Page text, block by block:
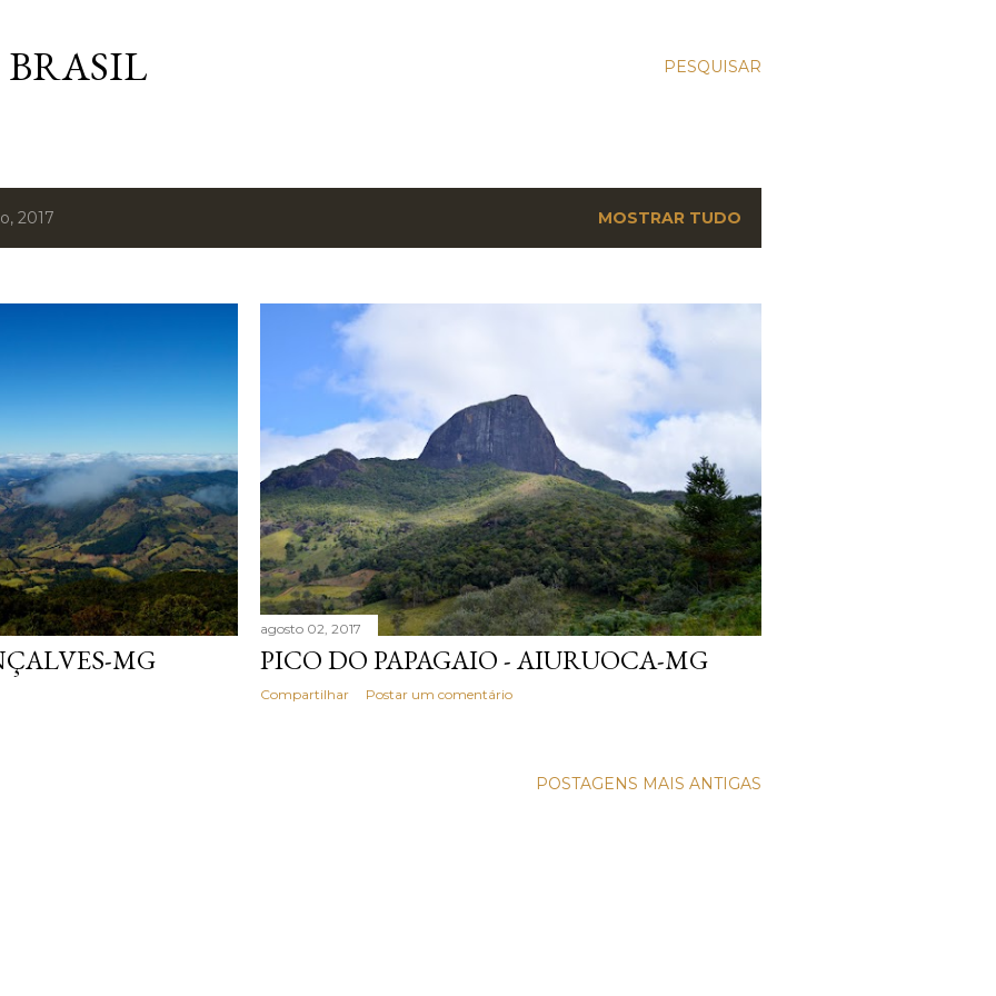
PESQUISAR
2017 MOSTRAR TUDO
MG
agosto 02, 2017
PICO DO PAPAGAIO - AIURUOCA-MG
Compartilhar Postar um comentário
POSTAGENS MAIS ANTIGAS